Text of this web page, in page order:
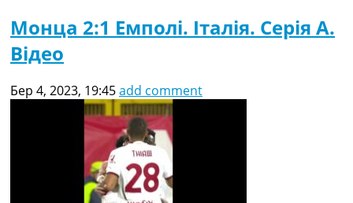
Монца 2:1 Емполі. Італія. Серія A.
Відео
Бер 4, 2023, 19:45add comment